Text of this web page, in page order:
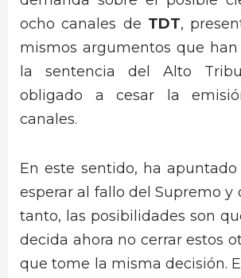
ocho canales de TDT,
mismos argumentos que
la sentencia del Alto
obligado a cesar la
canales.
En este sentido, ha
esperar al fallo del Supremo y
tanto, las posibilidades son
decida ahora no cerrar estos
que tome la misma decisión.